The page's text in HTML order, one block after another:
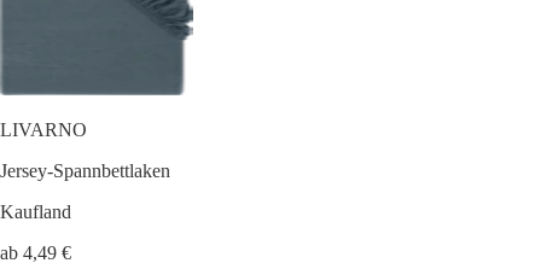
LIVARNO
Jersey-Spannbettlaken
Kaufland
ab 4,49 €